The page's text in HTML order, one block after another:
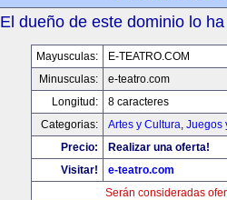
El dueño de este dominio lo
Mayusculas:
E-TEATRO.COM
Minusculas:
e-teatro.com
Longitud:
8 caracteres
Categorias:
Artes y Cultura, Juegos
Precio:
Realizar una oferta!
Visitar!
e-teatro.com
Serán consideradas